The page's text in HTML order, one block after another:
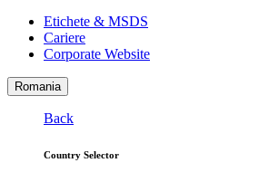
Etichete & MSDS
Cariere
Corporate Website
Romania
Back
Country Selector